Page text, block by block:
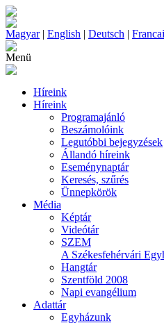
Magyar| English | Deutsch |
Menü
Híreink
Híreink
Programajánló
Beszámolóink
Legutóbbi bejegyzések
Állandó híreink
Eseménynaptár
Keresés, szűrés
Ünnepkörök
Média
Képtár
Videótár
SZEM
A Székesfehérvári
Hangtár
Szentföld 2008
Napi evangélium
Adattár
Egyházunk